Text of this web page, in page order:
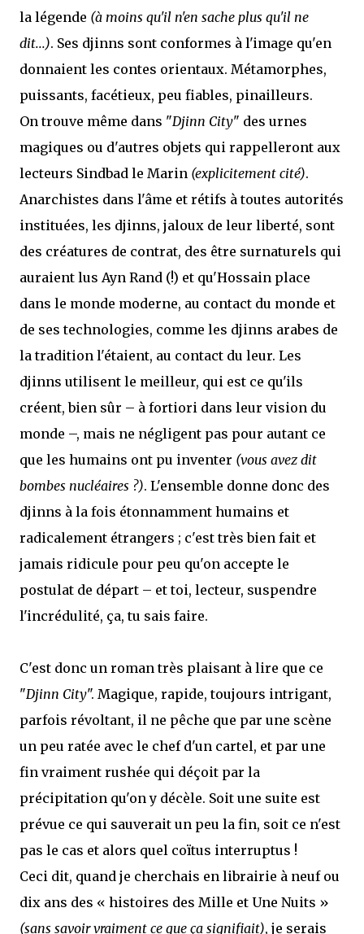
la légende (à moins qu'il n'en sache plus qu'il ne
dit...). Ses djinns sont conformes à l'image qu'en
donnaient les contes orientaux. Métamorphes,
puissants, facétieux, peu fiables, pinailleurs.
On trouve même dans "Djinn City" des urnes
magiques ou d'autres objets qui rappelleront aux
lecteurs Sindbad le Marin (explicitement cité).
Anarchistes dans l'âme et rétifs à toutes autorités
instituées, les djinns, jaloux de leur liberté, sont
des créatures de contrat, des être surnaturels qui
auraient lus Ayn Rand (!) et qu'Hossain place
dans le monde moderne, au contact du monde et
de ses technologies, comme les djinns arabes de
la tradition l'étaient, au contact du leur. Les
djinns utilisent le meilleur, qui est ce qu'ils
créent, bien sûr – à fortiori dans leur vision du
monde –, mais ne négligent pas pour autant ce
que les humains ont pu inventer (vous avez dit
bombes nucléaires ?). L'ensemble donne donc des
djinns à la fois étonnamment humains et
radicalement étrangers ; c'est très bien fait et
jamais ridicule pour peu qu'on accepte le
postulat de départ – et toi, lecteur, suspendre
l'incrédulité, ça, tu sais faire.
C'est donc un roman très plaisant à lire que ce
"Djinn City". Magique, rapide, toujours intrigant,
parfois révoltant, il ne pêche que par une scène
un peu ratée avec le chef d'un cartel, et par une
fin vraiment rushée qui déçoit par la
précipitation qu'on y décèle. Soit une suite est
prévue ce qui sauverait un peu la fin, soit ce n'est
pas le cas et alors quel coïtus interruptus !
Ceci dit, quand je cherchais en librairie à neuf ou
dix ans des « histoires des Mille et Une Nuits »
(sans savoir vraiment ce que ça signifiait), je serais